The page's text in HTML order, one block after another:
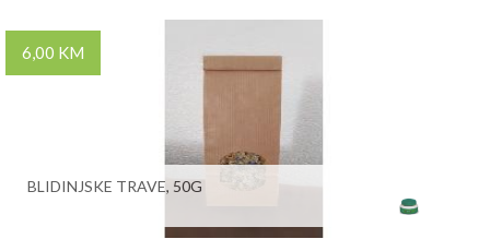
6,00 KM
BLIDINJSKE TRAVE, 50G